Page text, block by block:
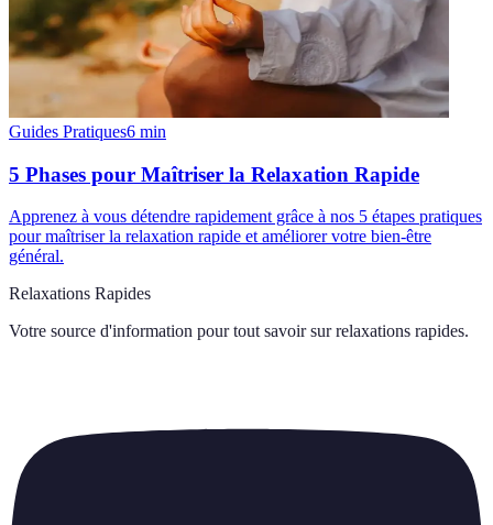
Guides Pratiques6 min
5 Phases pour Maîtriser la Relaxation Rapide
Apprenez à vous détendre rapidement grâce à nos 5 étapes pratiques
pour maîtriser la relaxation rapide et améliorer votre bien-être
général.
Relaxations Rapides
Votre source d'information pour tout savoir sur relaxations rapides.